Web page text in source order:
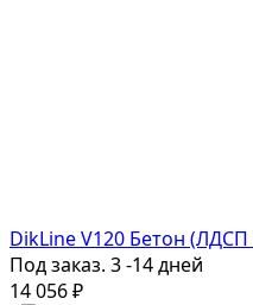
DikLine V120 Бетон (ЛДСП
Под заказ. 3 -14 дней
14 056 ₽